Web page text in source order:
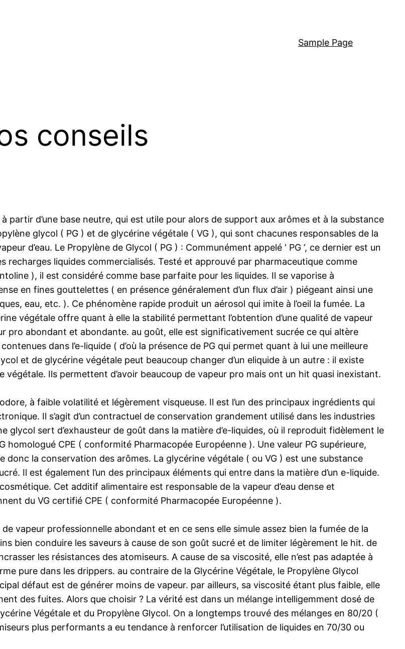
Sample Page
conseils
d’une base neutre, qui est utile pour alors de support aux arômes et à la substance
glycol ( PG ) et de glycérine végétale ( VG ), qui sont chacunes responsables de la
d’eau. Le Propylène de Glycol ( PG ) : Communément appelé ‘ PG ‘, ce dernier est un
recharges liquides commercialisés. Testé et approuvé par pharmaceutique comme
), il est considéré comme base parfaite pour les liquides. Il se vaporise à
en fines gouttelettes ( en présence généralement d’un flux d’air ) piégeant ainsi une
eau, etc. ). Ce phénomène rapide produit un aérosol qui imite à l’oeil la fumée. La
végétale offre quant à elle la stabilité permettant l’obtention d’une qualité de vapeur
pro abondant et abondante. au goût, elle est significativement sucrée ce qui altère
dans l’e-liquide ( d’où la présence de PG qui permet quant à lui une meilleure
et de glycérine végétale peut beaucoup changer d’un eliquide à un autre : il existe
végétale. Ils permettent d’avoir beaucoup de vapeur pro mais ont un hit quasi inexistant.
à faible volatilité et légèrement visqueuse. Il est l’un des principaux ingrédients qui
Il s’agit d’un contractuel de conservation grandement utilisé dans les industries
glycol sert d’exhausteur de goût dans la matière d’e-liquides, où il reproduit fidèlement le
CPE ( conformité Pharmacopée Européenne ). Une valeur PG supérieure,
donc la conservation des arômes. La glycérine végétale ( ou VG ) est une substance
Il est également l’un des principaux éléments qui entre dans la matière d’un e-liquide.
Cet additif alimentaire est responsable de la vapeur d’eau dense et
du VG certifié CPE ( conformité Pharmacopée Européenne ).
vapeur professionnelle abondant et en ce sens elle simule assez bien la fumée de la
bien conduire les saveurs à cause de son goût sucré et de limiter légèrement le hit. de
les résistances des atomiseurs. A cause de sa viscosité, elle n’est pas adaptée à
pure dans les drippers. au contraire de la Glycérine Végétale, le Propylène Glycol
défaut est de générer moins de vapeur. par ailleurs, sa viscosité étant plus faible, elle
des fuites. Alors que choisir ? La vérité est dans un mélange intelligemment dosé de
Végétale et du Propylène Glycol. On a longtemps trouvé des mélanges en 80/20 (
plus performants a eu tendance à renforcer l’utilisation de liquides en 70/30 ou